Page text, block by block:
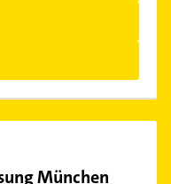
München